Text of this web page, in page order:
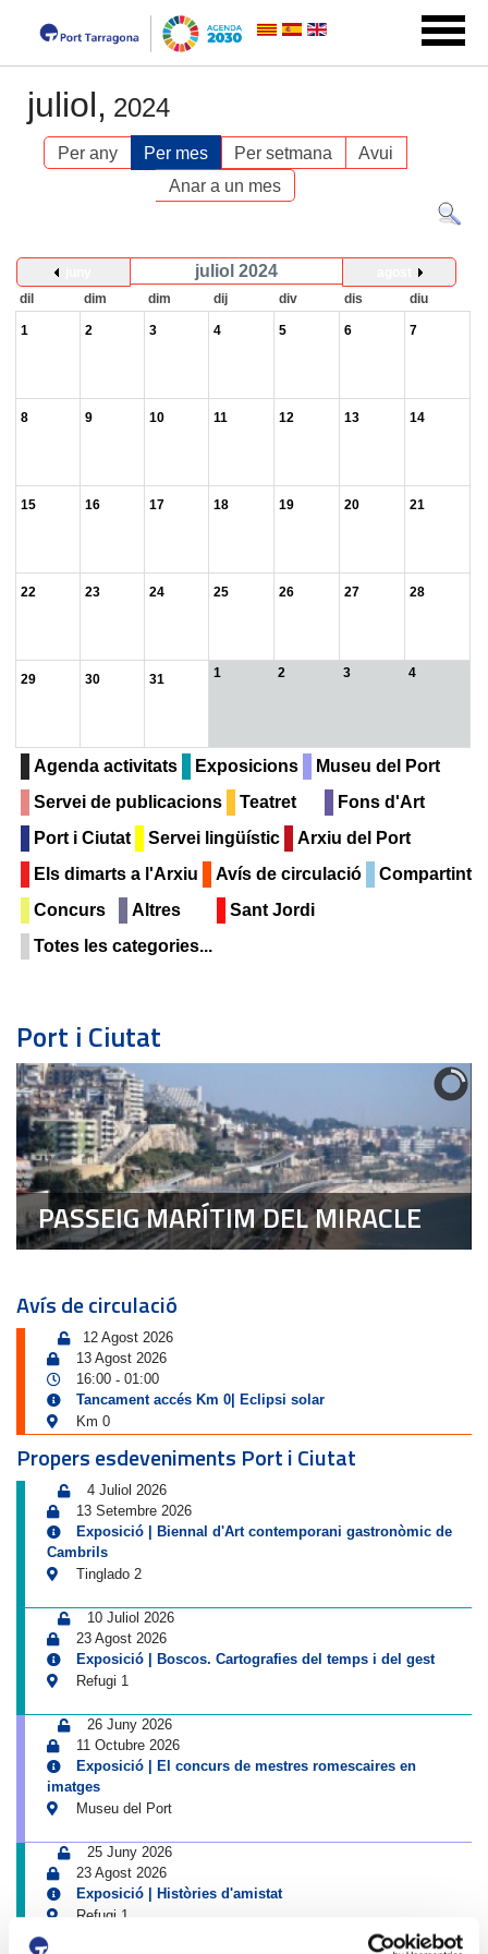
juliol, 2024
Per any Per mes Per setmana
Avui
Anar a un mes
juliol 2024
dil
dim dim dij div dis diu
1 2 3 4 5 6 7
8 9 10 11 12 13 14
15 16 17 18 19 20 21
22 23 24 25 26 27 28
29 30 31 1 2 3 4
Agenda activitats Exposicions
Museu del Port
Servei de publicacions
Teatret
Fons d'Art
Port i Ciutat
Servei lingüístic
Arxiu del Port
Els dimarts a l'Arxiu
Avís de circulació
Compartint
Concurs
Altres
Sant Jordi
Totes les categories...
Port i Ciutat
PASSEIG MARÍTIM DEL MIRACLE
Avís de circulació
12 Agost 2026
13 Agost 2026
16:00 - 01:00
Tancament accés Km 0| Eclipsi solar
Km 0
Propers esdeveniments Port i Ciutat
4 Juliol 2026
13 Setembre 2026
Exposició | Biennal d'Art contemporani gastronòmic de
Cambrils
Tinglado 2
10 Juliol 2026
23 Agost 2026
Exposició | Boscos. Cartografies del temps i del gest
Refugi 1
26 Juny 2026
11 Octubre 2026
Exposició | El concurs de mestres romescaires en
imatges
Museu del Port
25 Juny 2026
23 Agost 2026
Exposició | Històries d'amistat
Refugi 1